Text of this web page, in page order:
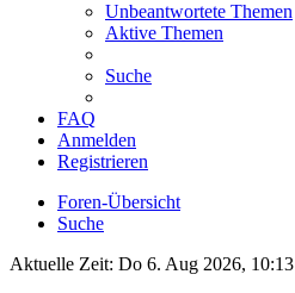
Unbeantwortete Themen
Aktive Themen
Suche
FAQ
Anmelden
Registrieren
Foren-Übersicht
Suche
Aktuelle Zeit: Do 6. Aug 2026, 10:13